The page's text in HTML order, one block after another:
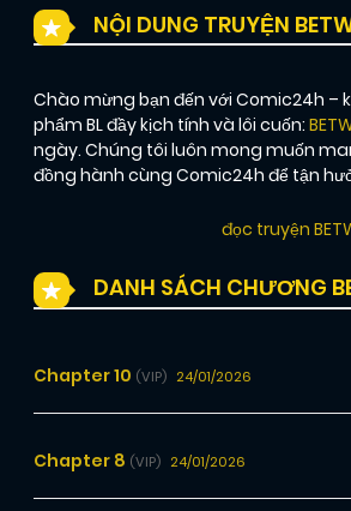
NỘI DUNG TRUYỆN
Chào mừng bạn đến với Comic24h –
phẩm BL đầy kịch tính và lôi cuốn:
ngày. Chúng tôi luôn mong muốn
đồng hành cùng Comic24h để tận
đọc truyện
DANH SÁCH CHƯƠNG
Chapter 10 (VIP) 24/01/2026
Chapter 8 (VIP) 24/01/2026